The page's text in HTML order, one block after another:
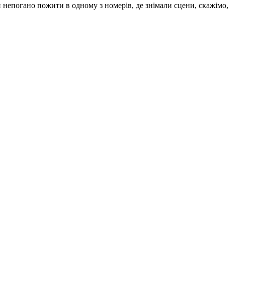
пожити в одному з номерів, де знімали сцени, скажімо,